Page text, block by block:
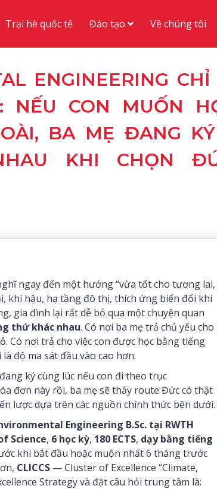
Trại hè quốc tế Đào tạo Về chúng tôi
ENGINEERING
NẾU CON MUỐN
BA MẸ ĐANG
KHI CHỌN
ngay đến một hướng “vừa tốt cho tương lai,
khí hậu, hạ tầng đô thị, thích ứng biến đổi khí
gia đình lại rất dễ bỏ qua một chuyện quan
thứ khác nhau. Có nơi ba mẹ trả chủ yếu cho
Có nơi trả cho việc con được học bằng tiếng
độ ma sát đầu vào cao hơn.
ký cùng lúc nếu con đi theo trục
đơn này rồi, ba mẹ sẽ thấy route Đức có thật
lược dựa trên các nguồn chính thức bên dưới.
Engineering B.Sc. tại RWTH
Science, 6 học kỳ, 180 ECTS, dạy bằng tiếng
khi bắt đầu hoặc muộn nhất 6 tháng trước
CLICCS — Cluster of Excellence “Climate,
Strategy và đặt câu hỏi trung tâm là: